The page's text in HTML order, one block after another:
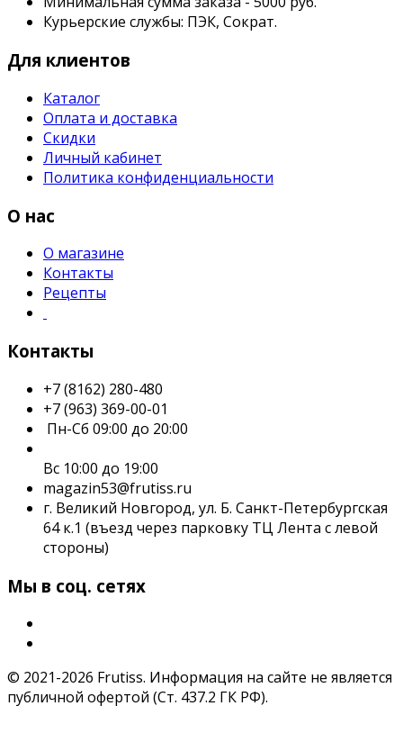
Курьерские службы: ПЭК, Сократ.
Для клиентов
Каталог
Оплата и доставка
Скидки
Личный кабинет
Политика конфиденциальности
О нас
О магазине
Контакты
Рецепты
Контакты
+7 (8162) 280-480
+7 (963) 369-00-01
Пн-Сб 09:00 до 20:00
Вс 10:00 до 19:00
magazin53@frutiss.ru
г. Великий Новгород, ул. Б. Санкт-Петербургская
64 к.1 (въезд через парковку ТЦ Лента с левой
стороны)
Мы в соц. сетях
© 2021-2026 Frutiss. Информация на сайте не является
публичной офертой (Ст. 437.2 ГК РФ).